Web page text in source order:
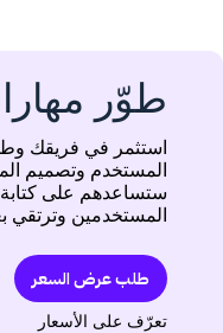
طوّر
استثمر في فريقك
المستخدم وتصميم
ستساعدهم على
المستخدمين وترتقي
طلب عرض السعر
تعرّف على الأسعار